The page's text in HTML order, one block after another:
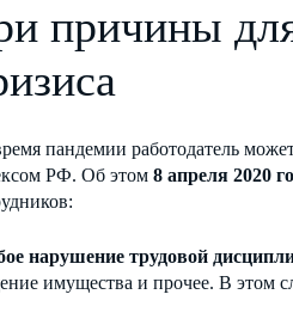
причины
пандемии работодатель
РФ. Об этом 8 апреля 2020
нарушение трудовой
имущества и прочее. В этом